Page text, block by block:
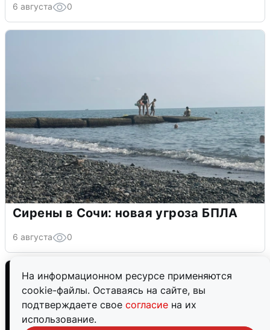
На информационном ресурсе применяются
cookie-файлы. Оставаясь на сайте, вы
подтверждаете свое согласие на их
использование.
6 августа 0
Сирены в Сочи: новая угроза БПЛА
6 августа 0